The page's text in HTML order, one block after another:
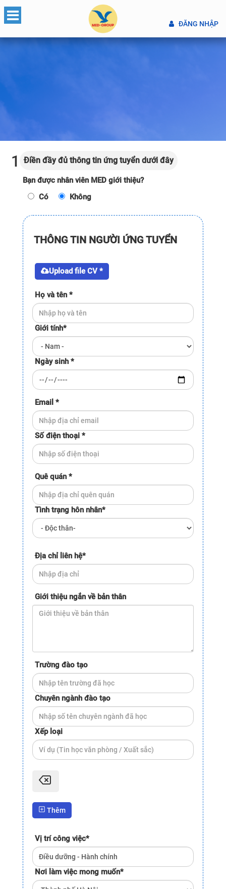
ĐĂNG NHẬP
1 Điền đầy đủ thông tin ứng tuyển dưới đây
Bạn được nhân viên MED giới thiệu?
Có
Không
THÔNG TIN NGƯỜI ỨNG TUYỂN
Upload file CV *
Họ và tên *
Giới tính*
Ngày sinh *
Email *
Số điện thoại *
Quê quán *
Tình trạng hôn nhân*
Địa chỉ liên hệ*
Giới thiệu ngắn về bản thân
Trường đào tạo
Chuyên ngành đào tạo
Xếp loại
Thêm
Vị trí công việc*
Nơi làm việc mong muốn*